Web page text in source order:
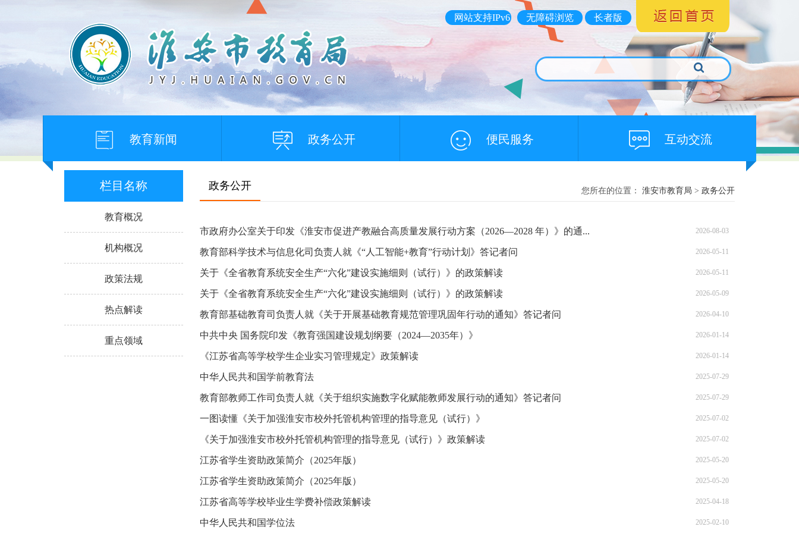
网站支持IPv6 无障碍浏览 长者版
教育新闻 政务公开 便民服务 互动交流
栏目名称
教育概况
机构概况
政策法规
热点解读
重点领域
政务公开 您所在的位置： 淮安市教育局 > 政务公开
2026-08-03
市政府办公室关于印发《淮安市促进产教融合高质量发展行动方案（2026—2028 年）》的通...
2026-05-11
教育部科学技术与信息化司负责人就《“人工智能+教育”行动计划》答记者问
2026-05-11
关于《全省教育系统安全生产“六化”建设实施细则（试行）》的政策解读
2026-05-09
关于《全省教育系统安全生产“六化”建设实施细则（试行）》的政策解读
2026-04-10
教育部基础教育司负责人就《关于开展基础教育规范管理巩固年行动的通知》答记者问
2026-01-14
中共中央 国务院印发《教育强国建设规划纲要（2024—2035年）》
2026-01-14
《江苏省高等学校学生企业实习管理规定》政策解读
2025-07-29
中华人民共和国学前教育法
2025-07-29
教育部教师工作司负责人就《关于组织实施数字化赋能教师发展行动的通知》答记者问
2025-07-02
一图读懂《关于加强淮安市校外托管机构管理的指导意见（试行）》
2025-07-02
《关于加强淮安市校外托管机构管理的指导意见（试行）》政策解读
2025-05-20
江苏省学生资助政策简介（2025年版）
2025-05-20
江苏省学生资助政策简介（2025年版）
2025-04-18
江苏省高等学校毕业生学费补偿政策解读
2025-02-10
中华人民共和国学位法